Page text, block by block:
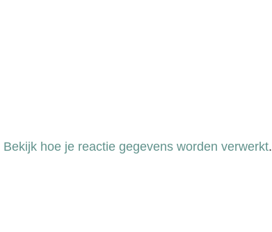
Bekijk hoe je reactie gegevens worden verwerkt.